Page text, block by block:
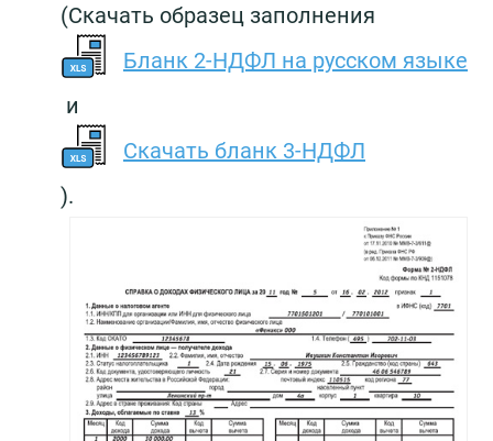
(Скачать образец заполнения
Бланк 2-НДФЛ на русском языке
и
Скачать бланк 3-НДФЛ
).